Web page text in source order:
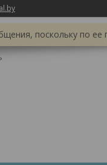
поскольку по